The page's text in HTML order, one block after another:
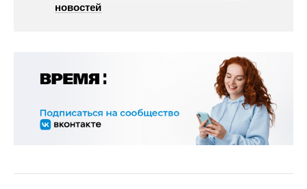
новостей